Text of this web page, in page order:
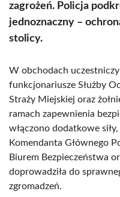
zagrożeń. Policja
jednoznaczny –
stolicy.
W obchodach
funkcjonariusze Służby
Straży Miejskiej oraz
ramach zapewnienia
włączono dodatkowe
Komendanta Głównego
Biurem Bezpieczeństwa
doprowadziła do
zgromadzeń.